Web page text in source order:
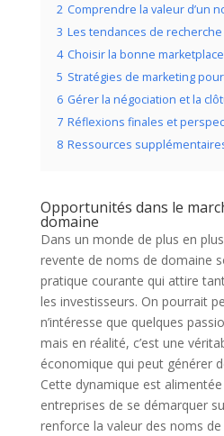
2 Comprendre la valeur d’un
3 Les tendances de
4 Choisir la bonne
5 Stratégies de marketing
6 Gérer la négociation et la
7 Réflexions finales et
8 Ressources
Opportunités dans le
domaine
Dans un monde de plus en
revente de noms de domaine
pratique courante qui attire
les investisseurs. On pourrait
n’intéresse que quelques
mais en réalité, c’est une
économique qui peut générer
Cette dynamique est
entreprises de se démarquer
renforce la valeur des noms